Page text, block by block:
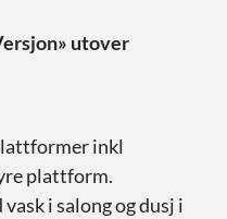
utover
inkl
plattform.
i salong og dusj i